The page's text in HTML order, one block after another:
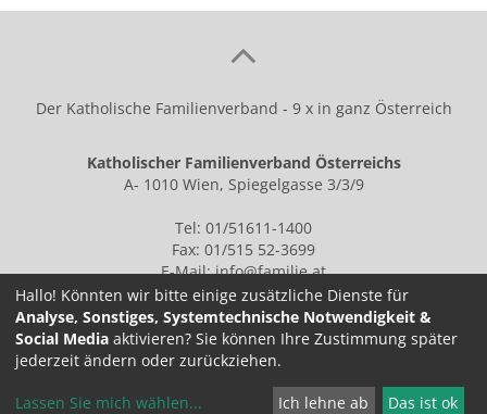
Der Katholische Familienverband - 9 x in ganz Österreich
Katholischer Familienverband Österreichs
A- 1010 Wien, Spiegelgasse 3/3/9
Tel: 01/51611-1400
Fax: 01/515 52-3699
E-Mail:info@familie.at
IMPRESSUM
Hallo! Könnten wir bitte einige zusätzliche Dienste für
Analyse, Sonstiges, Systemtechnische Notwendigkeit &
Social Media aktivieren? Sie können Ihre Zustimmung später
jederzeit ändern oder zurückziehen.
Lassen Sie mich wählen... Ich lehne ab Das ist ok